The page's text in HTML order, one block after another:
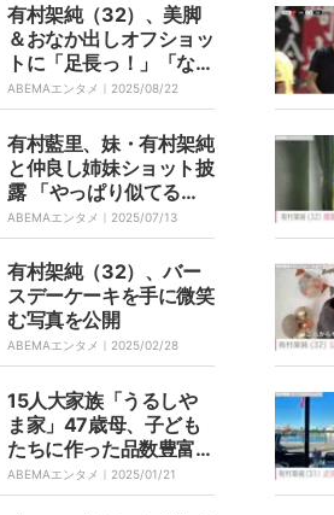
有村架純（32）、美脚
＆おなか出しオフショッ
トに「足長っ！」「なん
てこった」などファン絶
賛
ABEMAエンタメ｜ 2025/08/22
有村藍里、妹・有村架純
と仲良し姉妹ショット披
露 「やっぱり似てる」
「可愛すぎるじゃない
か」と反響
ABEMAエンタメ｜ 2025/07/13
有村架純（32）、バー
スデーケーキを手に微笑
む写真を公開
ABEMAエンタメ｜ 2025/02/28
15人大家族「うるしや
ま家」47歳母、子ども
たちに作った品数豊富な
毎日弁当を公開
ABEMAエンタメ｜ 2025/01/21